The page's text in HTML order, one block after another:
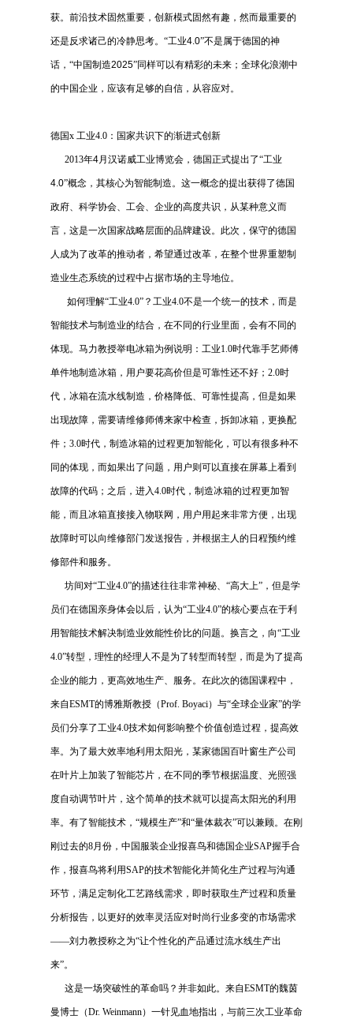
获。前沿技术固然重要，创新模式固然有趣，然而最重要的
还是反求诸己的冷静思考。“工业4.0”不是属于德国的神
话，“中国制造2025”同样可以有精彩的未来；全球化浪潮中
的中国企业，应该有足够的自信，从容应对。
德国x 工业4.0 ：国家共识下的渐进式创新
2013年4月汉诺威工业博览会，德国正式提出了“工业
4.0”概念，其核心为智能制造。这一概念的提出获得了德国
政府、科学协会、工会、企业的高度共识，从某种意义而
言，这是一次国家战略层面的品牌建设。此次，保守的德国
人成为了改革的推动者，希望通过改革，在整个世界重塑制
造业生态系统的过程中占据市场的主导地位。
如何理解“工业4.0”？工业4.0不是一个统一的技术，而是
智能技术与制造业的结合，在不同的行业里面，会有不同的
体现。马力教授举电冰箱为例说明：工业1.0时代靠手艺师傅
单件地制造冰箱，用户要花高价但是可靠性还不好； 2.0时
代，冰箱在流水线制造，价格降低、可靠性提高，但是如果
出现故障，需要请维修师傅来家中检查，拆卸冰箱，更换配
件； 3.0时代，制造冰箱的过程更加智能化，可以有很多种不
同的体现，而如果出了问题，用户则可以直接在屏幕上看到
故障的代码；之后，进入4.0时代，制造冰箱的过程更加智
能，而且冰箱直接接入物联网，用户用起来非常方便，出现
故障时可以向维修部门发送报告，并根据主人的日程预约维
修部件和服务。
坊间对“工业4.0”的描述往往非常神秘、“高大上”，但是学
员们在德国亲身体会以后，认为“工业4.0”的核心要点在于利
用智能技术解决制造业效能性价比的问题。换言之，向“工业
4.0”转型，理性的经理人不是为了转型而转型，而是为了提高
企业的能力，更高效地生产、服务。在此次的德国课程中，
来自ESMT的博雅斯教授（Prof. Boyaci）与“全球企业家”的学
员们分享了工业4.0技术如何影响整个价值创造过程，提高效
率。为了最大效率地利用太阳光，某家德国百叶窗生产公司
在叶片上加装了智能芯片，在不同的季节根据温度、光照强
度自动调节叶片，这个简单的技术就可以提高太阳光的利用
率。有了智能技术，“规模生产”和“量体裁衣”可以兼顾。在刚
刚过去的8月份，中国服装企业报喜鸟和德国企业SAP握手合
作，报喜鸟将利用SAP的技术智能化并简化生产过程与沟通
环节，满足定制化工艺路线需求，即时获取生产过程和质量
分析报告，以更好的效率灵活应对时尚行业多变的市场需求
——刘力教授称之为“让个性化的产品通过流水线生产出
来”。
这是一场突破性的革命吗？并非如此。来自ESMT的魏茵
曼博士（Dr. Weinmann）一针见血地指出，与前三次工业革命